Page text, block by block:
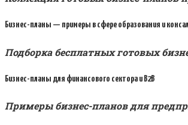
Бизнес-планы — примеры в сфере образования и
Подборка бесплатных готовых
Бизнес-планы для финансового сектора и B2B
Примеры бизнес-планов для